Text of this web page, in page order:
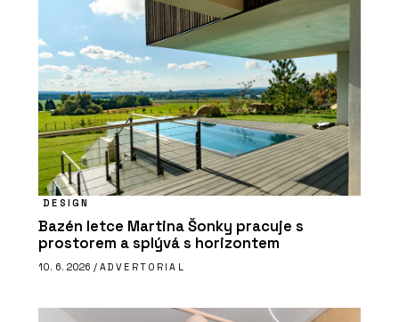
DESIGN
Bazén letce Martina Šonky pracuje s
prostorem a splývá s horizontem
10. 6. 2026 / ADVERTORIAL